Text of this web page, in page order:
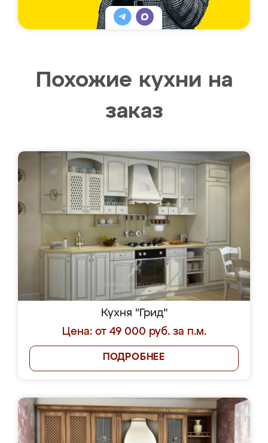
Похожие кухни на
заказ
Кухня "Грид"
Цена: от 49 000 руб. за п.м.
ПОДРОБНЕЕ